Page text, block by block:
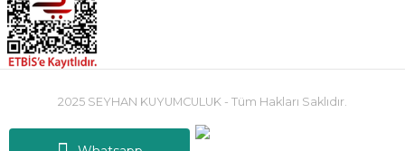
2025 SEYHAN KUYUMCULUK - Tüm Hakları Saklıdır.